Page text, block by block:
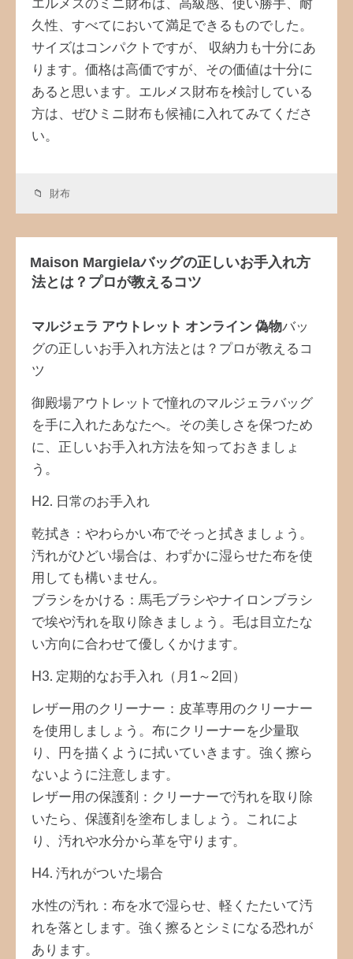
エルメスのミニ財布は、高級感、使い勝手、耐
久性、すべてにおいて満足できるものでした。
サイズはコンパクトですが、 収納力も十分にあ
ります。価格は高価ですが、その価値は十分に
あると思います。エルメス財布を検討している
方は、ぜひミニ財布も候補に入れてみてくださ
い。
財布
Maison Margielaバッグの正しいお手入れ方
法とは？プロが教えるコツ
マルジェラ アウトレット オンライン 偽物バッ
グの正しいお手入れ方法とは？プロが教えるコ
ツ
御殿場アウトレットで憧れのマルジェラバッグ
を手に入れたあなたへ。その美しさを保つため
に、正しいお手入れ方法を知っておきましょ
う。
H2. 日常のお手入れ
乾拭き：やわらかい布でそっと拭きましょう。
汚れがひどい場合は、わずかに湿らせた布を使
用しても構いません。
ブラシをかける：馬毛ブラシやナイロンブラシ
で埃や汚れを取り除きましょう。毛は目立たな
い方向に合わせて優しくかけます。
H3. 定期的なお手入れ（月1～2回）
レザー用のクリーナー：皮革専用のクリーナー
を使用しましょう。布にクリーナーを少量取
り、円を描くように拭いていきます。強く擦ら
ないように注意します。
レザー用の保護剤：クリーナーで汚れを取り除
いたら、保護剤を塗布しましょう。これによ
り、汚れや水分から革を守ります。
H4. 汚れがついた場合
水性の汚れ：布を水で湿らせ、軽くたたいて汚
れを落とします。強く擦るとシミになる恐れが
あります。